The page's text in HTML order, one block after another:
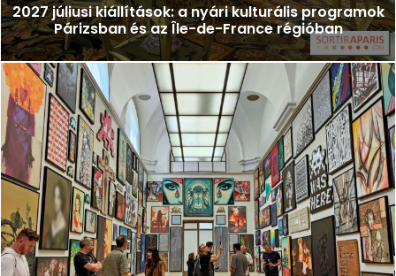
2027 júliusi kiállítások: a nyári kulturális programok
Párizsban és az Île-de-France régióban